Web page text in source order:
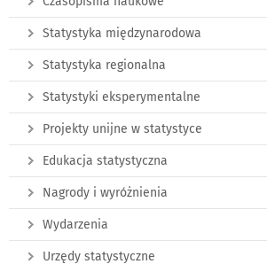
Statystyka międzynarodowa
Statystyka regionalna
Statystyki eksperymentalne
Projekty unijne w statystyce
Edukacja statystyczna
Nagrody i wyróżnienia
Wydarzenia
Urzędy statystyczne